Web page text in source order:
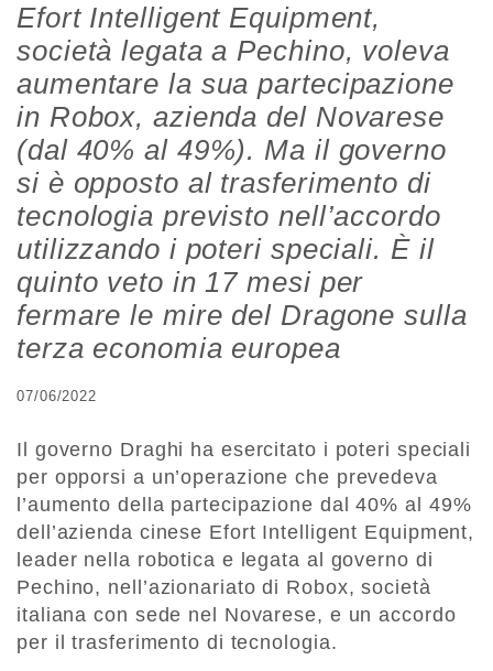
Efort Intelligent Equipment,
società legata a Pechino, voleva
aumentare la sua partecipazione
in Robox, azienda del Novarese
(dal 40% al 49%). Ma il governo
si è opposto al trasferimento di
tecnologia previsto nell’accordo
utilizzando i poteri speciali. È il
quinto veto in 17 mesi per
fermare le mire del Dragone sulla
terza economia europea
07/06/2022
Il governo Draghi ha esercitato i poteri speciali
per opporsi a un’operazione che prevedeva
l’aumento della partecipazione dal 40% al 49%
dell’azienda cinese Efort Intelligent Equipment,
leader nella robotica e legata al governo di
Pechino, nell’azionariato di Robox, società
italiana con sede nel Novarese, e un accordo
per il trasferimento di tecnologia.